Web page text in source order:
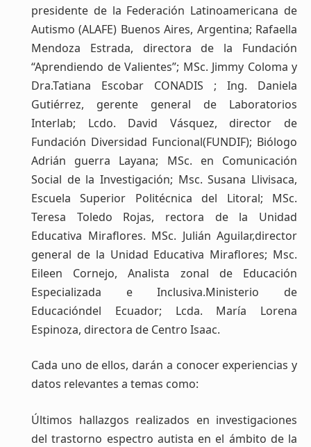
presidente de la Federación Latinoamericana de
Autismo (ALAFE) Buenos Aires, Argentina; Rafaella
Mendoza Estrada, directora de la Fundación
“Aprendiendo de Valientes”; MSc. Jimmy Coloma y
Dra.Tatiana Escobar CONADIS ; Ing. Daniela
Gutiérrez, gerente general de Laboratorios
Interlab; Lcdo. David Vásquez, director de
Fundación Diversidad Funcional(FUNDIF); Biólogo
Adrián guerra Layana; MSc. en Comunicación
Social de la Investigación; Msc. Susana Llivisaca,
Escuela Superior Politécnica del Litoral; MSc.
Teresa Toledo Rojas, rectora de la Unidad
Educativa Miraflores. MSc. Julián Aguilar,director
general de la Unidad Educativa Miraflores; Msc.
Eileen Cornejo, Analista zonal de Educación
Especializada e Inclusiva.Ministerio de
Educacióndel Ecuador; Lcda. María Lorena
Espinoza, directora de Centro Isaac.
Cada uno de ellos, darán a conocer experiencias y
datos relevantes a temas como:
Últimos hallazgos realizados en investigaciones
del trastorno espectro autista en el ámbito de la